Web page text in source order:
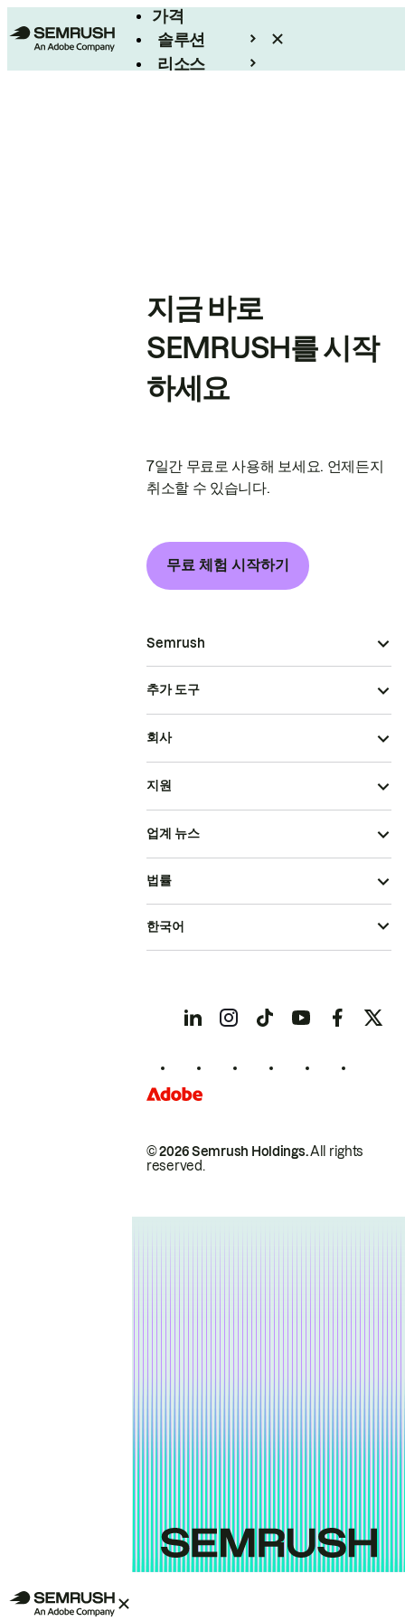
가격
솔루션
리소스
지금 바로
SEMRUSH를 시작
하세요
7일간 무료로 사용해 보세요. 언제든지
취소할 수 있습니다.
무료 체험 시작하기
Semrush
추가 도구
회사
지원
업계 뉴스
© 2026 Semrush Holdings.All rights
reserved.
법률
한국어